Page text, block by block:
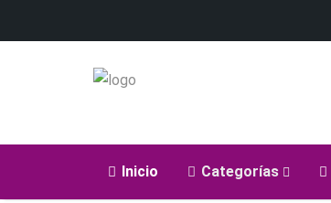
Inicio Categorías